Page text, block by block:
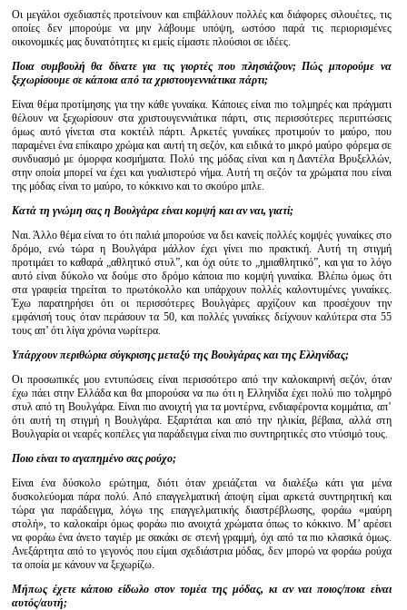
Οι μεγάλοι σχεδιαστές προτείνουν και επιβάλλουν πολλές και διάφορες σιλουέτες, τις
οποίες δεν μπορούμε να μην λάβουμε υπόψη, ωστόσο παρά τις περιορισμένες
οικονομικές μας δυνατότητες κι εμείς είμαστε πλούσιοι σε ιδέες.
Ποια συμβουλή θα δίνατε για τις γιορτές που πλησιάζουν; Πώς μπορούμε να
ξεχωρίσουμε σε κάποια από τα χριστουγεννιάτικα πάρτι;
Είναι θέμα προτίμησης για την κάθε γυναίκα. Κάποιες είναι πιο τολμηρές και πράγματι
θέλουν να ξεχωρίσουν στα χριστουγεννιάτικα πάρτι, στις περισσότερες περιπτώσεις
όμως αυτό γίνεται στα κοκτέιλ πάρτι. Αρκετές γυναίκες προτιμούν το μαύρο, που
παραμένει ένα επίκαιρο χρώμα και αυτή τη σεζόν, και ειδικά το μικρό μαύρο φόρεμα σε
συνδυασμό με όμορφα κοσμήματα. Πολύ της μόδας είναι και η Δαντέλα Βρυξελλών,
στην οποία μπορεί να έχει και γυαλιστερό νήμα. Αυτή τη σεζόν τα χρώματα που είναι
της μόδας είναι το μαύρο, το κόκκινο και το σκούρο μπλε.
Κατά τη γνώμη σας η Βουλγάρα είναι κομψή και αν ναι, γιατί;
Ναι. Άλλο θέμα είναι το ότι παλιά μπορούσε να δει κανείς πολλές κομψές γυναίκες στο
δρόμο, ενώ τώρα η Βουλγάρα μάλλον έχει γίνει πιο πρακτική. Αυτή τη στιγμή
προτιμάει το καθαρά „αθλητικό στυλ”, και όχι ούτε το „ημιαθλητικό”, και για το λόγο
αυτό είναι δύκολο να δούμε στο δρόμο κάποια πιο κομψή γυναίκα. Βλέπω όμως ότι
στα γραφεία τηρείται το πρωτόκολλο και υπάρχουν πολλές καλοντυμένες γυναίκες.
Έχω παρατηρήσει ότι οι περισσότερες Βουλγάρες αρχίζουν και προσέχουν την
εμφάνισή τους όταν περάσουν τα 50, και πολλές γυναίκες δείχνουν καλύτερα στα 55
τους απ’ ότι λίγα χρόνια νωρίτερα.
Υπάρχουν περιθώρια σύγκρισης μεταξύ της Βουλγάρας και της Ελληνίδας;
Οι προσωπικές μου εντυπώσεις είναι περισσότερο από την καλοκαιρινή σεζόν, όταν
έχω πάει στην Ελλάδα και θα μπορούσα να πω ότι η Ελληνίδα έχει πολύ πιο τολμηρό
στυλ από τη Βουλγάρα. Είναι πιο ανοιχτή για τα μοντέρνα, ενδιαφέροντα κομμάτια, απ’
ότι αυτή τη στιγμή η Βουλγάρα. Εξαρτάται και από την ηλικία, βέβαια, αλλά στη
Βουλγαρία οι νεαρές κοπέλες για παράδειγμα είναι πιο συντηρητικές στο ντύσιμό τους.
Ποιο είναι το αγαπημένο σας ρούχο;
Είναι ένα δύσκολο ερώτημα, διότι όταν χρειάζεται να διαλέξω κάτι για μένα
δυσκολεύομαι πάρα πολύ. Από επαγγελματική άποψη είμαι αρκετά συντηρητική και
τώρα για παράδειγμα, λόγω της επαγγελματικής διαστρέβλωσης, φοράω «μαύρη
στολή», το καλοκαίρι όμως φοράω πιο ανοιχτά χρώματα όπως το κόκκινο. Μ’ αρέσει
να φοράω ένα άνετο ταγιέρ με σακάκι σε στενή γραμμή, όχι από τα πιο κλασικά όμως.
Ανεξάρτητα από το γεγονός που είμαι σχεδιάστρια μόδας, δεν μπορώ να φοράω ρούχα
τα οποία με κάνουν να ξεχωρίζω.
Μήπως έχετε κάποιο είδωλο στον τομέα της μόδας, κι αν ναι ποιος/ποια είναι
αυτός/αυτή;